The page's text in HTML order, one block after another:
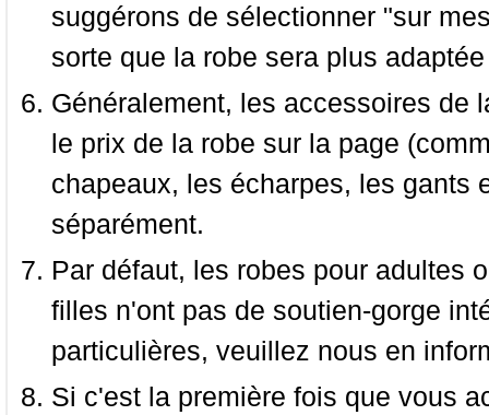
suggérons de sélectionner "sur
sorte que la robe sera plus
Généralement, les accessoires de
le prix de la robe sur la page
chapeaux, les écharpes, les gants
séparément.
Par défaut, les robes pour adultes
filles n'ont pas de soutien-gorge
particulières, veuillez nous en
Si c'est la première fois que vous